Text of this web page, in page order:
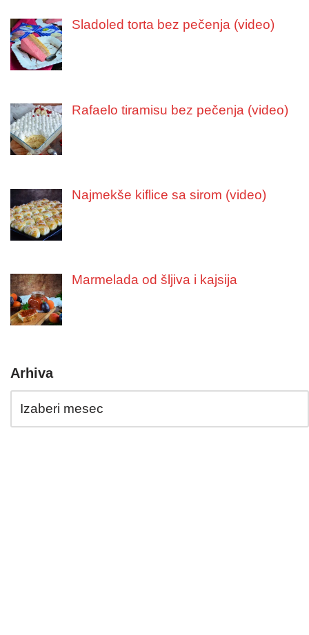
Sladoled torta bez pečenja (video)
Rafaelo tiramisu bez pečenja (video)
Najmekše kiflice sa sirom (video)
Marmelada od šljiva i kajsija
Arhiva